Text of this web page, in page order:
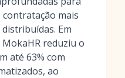
mais
Em
reduziu o
até 63% com
ao